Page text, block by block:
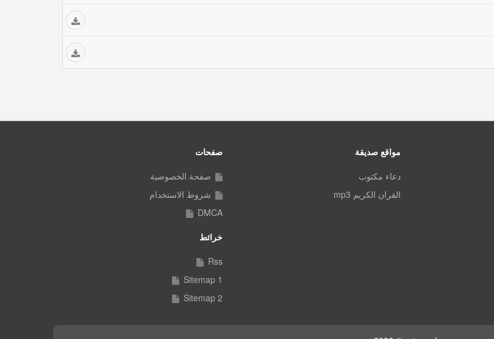
مواقع صديقة
دعاء مكتوب
القران الكريم mp3
صفحات
صفحة الخصوصية
شروط الاستخدام
DMCA
خرائط
Rss
Sitemap 1
Sitemap 2